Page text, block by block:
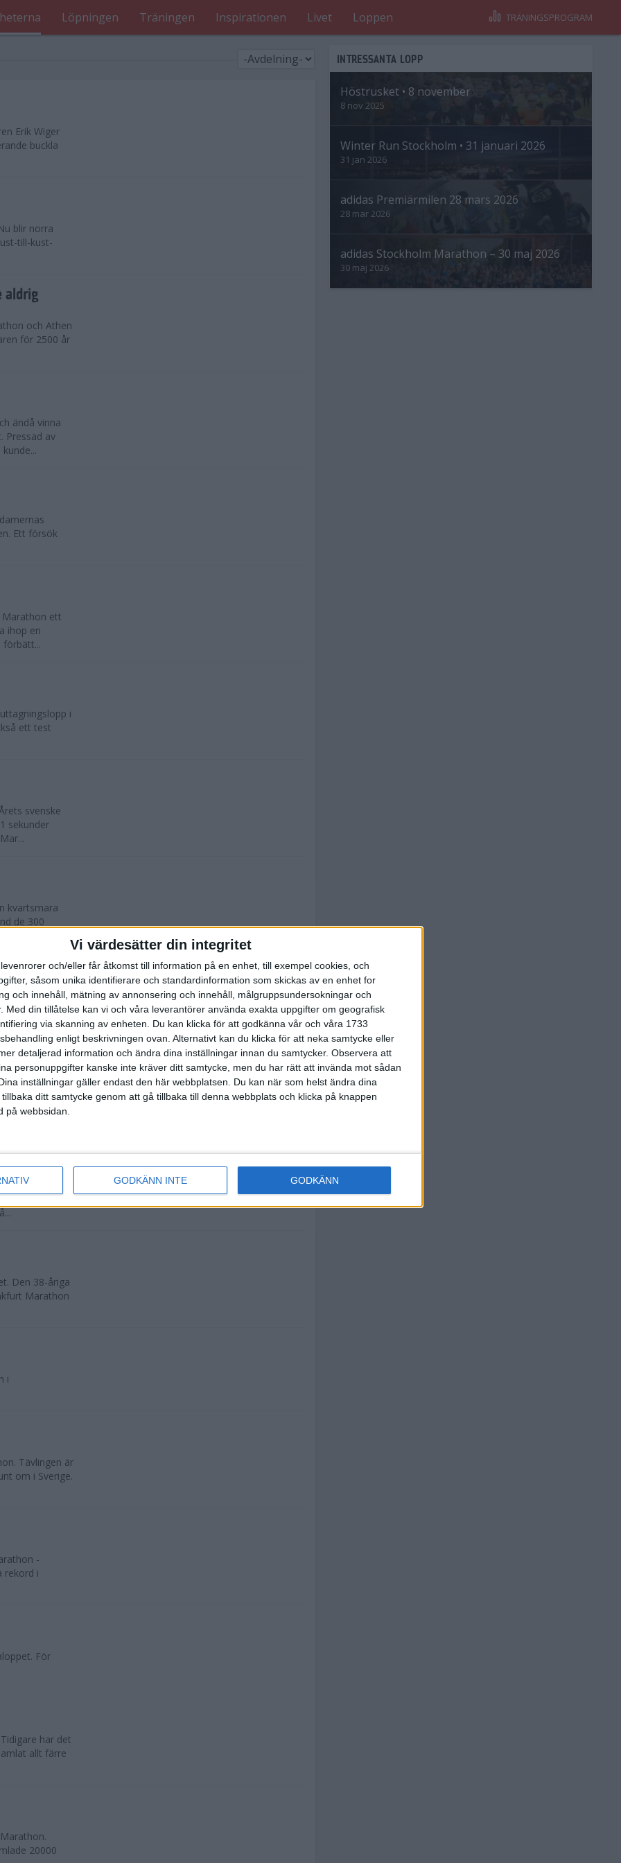
Vi värdesätter din integritet
och/eller får åtkomst till information på en enhet, till exempel cookies, och
såsom unika identifierare och standardinformation som skickas av en enhet for
och innehåll, mätning av annonsering och innehåll, målgruppsundersokningar och
Med din tillåtelse kan vi och våra leverantörer använda exakta uppgifter om geografisk
via skanning av enheten. Du kan klicka för att godkänna vår och våra 1733
enligt beskrivningen ovan. Alternativt kan du klicka för att neka samtycke eller
detaljerad information och ändra dina inställningar innan du samtycker. Observera att
personuppgifter kanske inte kräver ditt samtycke, men du har rätt att invända mot sådan
inställningar gäller endast den här webbplatsen. Du kan när som helst ändra dina
ditt samtycke genom att gå tillbaka till denna webbplats och klicka på knappen
på webbsidan.
GODKÄNN INTE GODKÄNN
Löpningen Träningen Inspirationen Livet Loppen TRÄNINGSPROGRAM
Erik Wiger
buckla
blir norra
till-kust-
aldrig
och Athen
för 2500 år
ändå vinna
Pressad av
Ett försök
Marathon ett
ihop en
i
ett test
svenske
sekunder
kvartsmara
de 300
goda yttre
som
är den inte
avgjordes i
klubben
Den 38-åriga
Marathon
i
Tävlingen är
om i Sverige.
-
rekord i
För
har det
allt färre
20000
INTRESSANTA LOPP
Höstrusket • 8 november
8 nov 2025
Winter Run Stockholm • 31 januari 2026
31 jan 2026
adidas Premiärmilen 28 mars 2026
28 mar 2026
adidas Stockholm Marathon – 30 maj 2026
30 maj 2026